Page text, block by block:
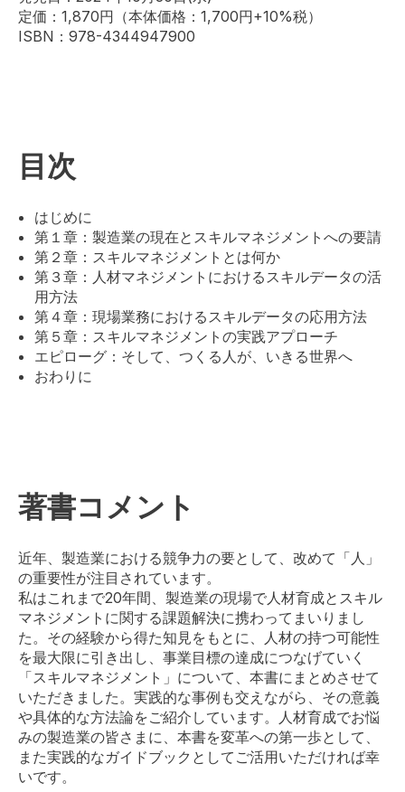
定価：1,870円（本体価格：1,700円+10%税）
ISBN：978-4344947900
目次
はじめに
第１章：製造業の現在とスキルマネジメントへの要請
第２章：スキルマネジメントとは何か
第３章：人材マネジメントにおけるスキルデータの活
用方法
第４章：現場業務におけるスキルデータの応用方法
第５章：スキルマネジメントの実践アプローチ
エピローグ：そして、つくる人が、いきる世界へ
おわりに
著書コメント
近年、製造業における競争力の要として、改めて「人」
の重要性が注目されています。
私はこれまで20年間、製造業の現場で人材育成とスキル
マネジメントに関する課題解決に携わってまいりまし
た。その経験から得た知見をもとに、人材の持つ可能性
を最大限に引き出し、事業目標の達成につなげていく
「スキルマネジメント」について、本書にまとめさせて
いただきました。実践的な事例も交えながら、その意義
や具体的な方法論をご紹介しています。人材育成でお悩
みの製造業の皆さまに、本書を変革への第一歩として、
また実践的なガイドブックとしてご活用いただければ幸
いです。